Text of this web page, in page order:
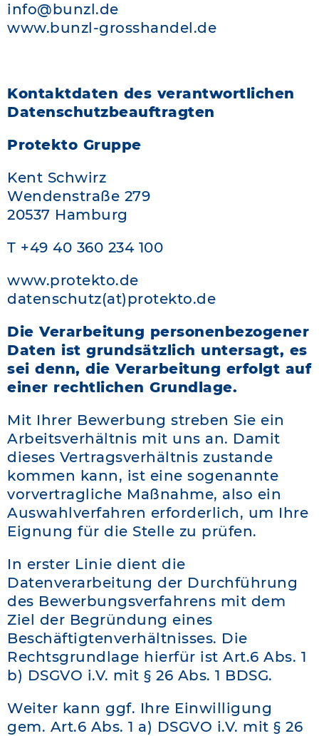
info@bunzl.de
www.bunzl-grosshandel.de
Kontaktdaten des verantwortlichen
Datenschutzbeauftragten
Protekto Gruppe
Kent Schwirz
Wendenstraße 279
20537 Hamburg
T +49 40 360 234 100
www.protekto.de
datenschutz(at)protekto.de
Die Verarbeitung personenbezogener
Daten ist grundsätzlich untersagt, es
sei denn, die Verarbeitung erfolgt auf
einer rechtlichen Grundlage.
Mit Ihrer Bewerbung streben Sie ein
Arbeitsverhältnis mit uns an. Damit
dieses Vertragsverhältnis zustande
kommen kann, ist eine sogenannte
vorvertragliche Maßnahme, also ein
Auswahlverfahren erforderlich, um Ihre
Eignung für die Stelle zu prüfen.
In erster Linie dient die
Datenverarbeitung der Durchführung
des Bewerbungsverfahrens mit dem
Ziel der Begründung eines
Beschäftigtenverhältnisses. Die
Rechtsgrundlage hierfür ist Art.6 Abs. 1
b) DSGVO i.V. mit § 26 Abs. 1 BDSG.
Weiter kann ggf. Ihre Einwilligung
gem. Art.6 Abs. 1 a) DSGVO i.V. mit § 26